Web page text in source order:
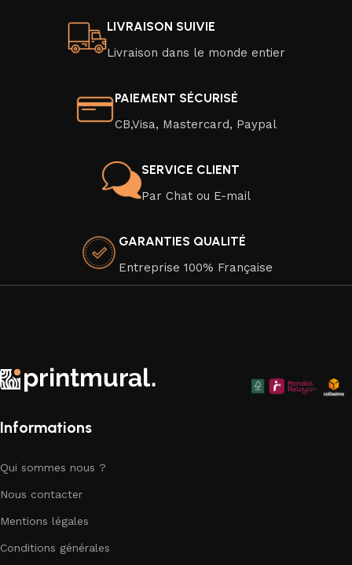
Nos affiches se déclinent dans une palette de couleurs
vibrantes ou en noir et blanc classique, avec une résolution
réalisme saisissant. Transformez facilement l'ambiance de
votre intérieur en un clin d'œil en optant pour une nouvelle
affiche moderne ou une affiche au design captivant.
Veuillez noter que nos affiches sont vendues sans cadre,
mais elles sont soigneusement emballées pour une livraison
l'environnement, car nous attachons une grande importance
à la durabilité de nos produits.
parfaite pour compléter votre décor.
LIVRAISON SUIVIE
Livraison dans le monde entier
PAIEMENT SÉCURISÉ
CB,Visa, Mastercard, Paypal
SERVICE CLIENT
Par Chat ou E-mail
GARANTIES QUALITÉ
Entreprise 100% Française
Informations
Qui sommes nous ?
Nous contacter
Mentions légales
Conditions générales